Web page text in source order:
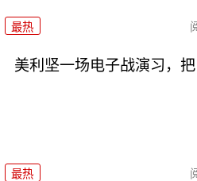
最热
美利坚一场电子战演习，把
最热